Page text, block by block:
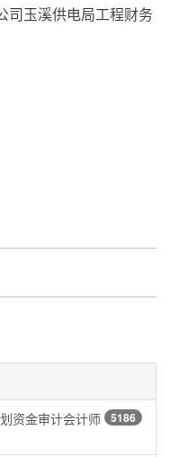
司玉溪供电局工程财务
5186
资金审计会计师